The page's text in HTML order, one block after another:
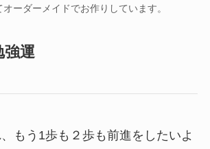
ーダーメイドでお作りしています。
強運
もう1歩も２歩も前進をしたいよ